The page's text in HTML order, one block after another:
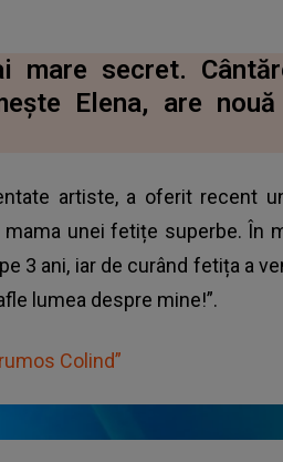
mare secret.
Elena, are
artiste, a oferit recent
unei fetițe superbe. În
3 ani, iar de curând fetița a
lumea despre mine!”.
Colind”